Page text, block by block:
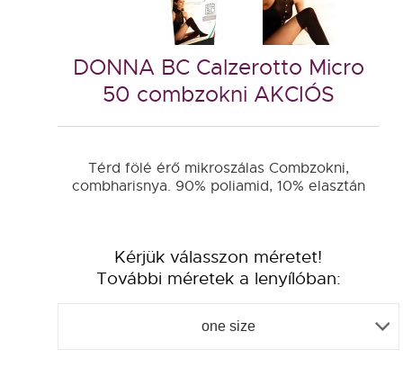
DONNA BC Calzerotto Micro
50 combzokni AKCIÓS
Térd fölé érő mikroszálas Combzokni,
combharisnya. 90% poliamid, 10% elasztán
Kérjük válasszon méretet!
További méretek a lenyílóban:
one size